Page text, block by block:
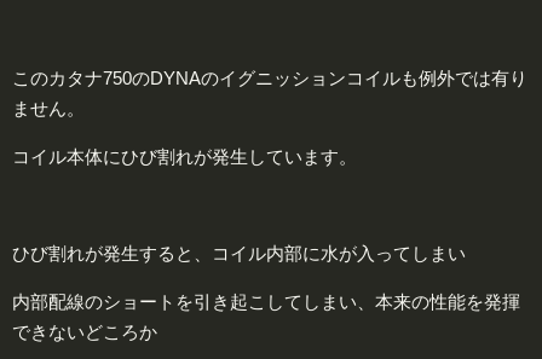
このカタナ750のDYNAのイグニッションコイルも例外では有り
ません。
コイル本体にひび割れが発生しています。
ひび割れが発生すると、コイル内部に水が入ってしまい
内部配線のショートを引き起こしてしまい、本来の性能を発揮
できないどころか